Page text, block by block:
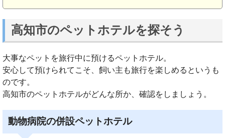
高知市のペットホテルを探そう
大事なペットを旅行中に預けるペットホテル。
安心して預けられてこそ、飼い主も旅行を楽しめるというも
のです。
高知市のペットホテルがどんな所か、確認をしましょう。
動物病院の併設ペットホテル